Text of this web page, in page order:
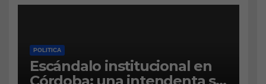
POLITICA
Escándalo institucional en